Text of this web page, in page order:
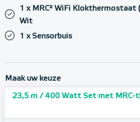
1 x MRC² WiFi Klokthermostaat
Wit
1 x Sensorbuis
Maak uw keuze
23,5 m / 400 Watt Set met